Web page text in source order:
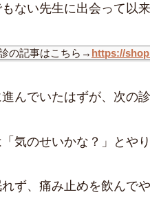
もない先生に出会って以
の記事はこちら→ https://
んでいたはずが、次の
気のせいかな？」とや
ず、痛み止めを飲んで